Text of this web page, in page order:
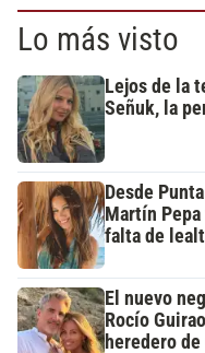
Lo más visto
Lejos de la
Señuk, la
Desde
Martín
falta de
El nuevo
Rocío
heredero